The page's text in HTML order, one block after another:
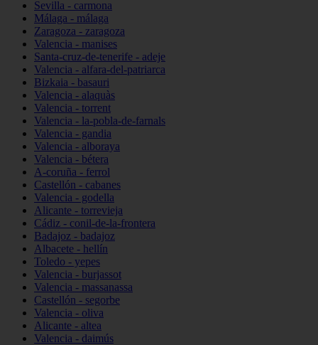
Sevilla - carmona
Málaga - málaga
Zaragoza - zaragoza
Valencia - manises
Santa-cruz-de-tenerife - adeje
Valencia - alfara-del-patriarca
Bizkaia - basauri
Valencia - alaquàs
Valencia - torrent
Valencia - la-pobla-de-farnals
Valencia - gandia
Valencia - alboraya
Valencia - bétera
A-coruña - ferrol
Castellón - cabanes
Valencia - godella
Alicante - torrevieja
Cádiz - conil-de-la-frontera
Badajoz - badajoz
Albacete - hellín
Toledo - yepes
Valencia - burjassot
Valencia - massanassa
Castellón - segorbe
Valencia - oliva
Alicante - altea
Valencia - daimús